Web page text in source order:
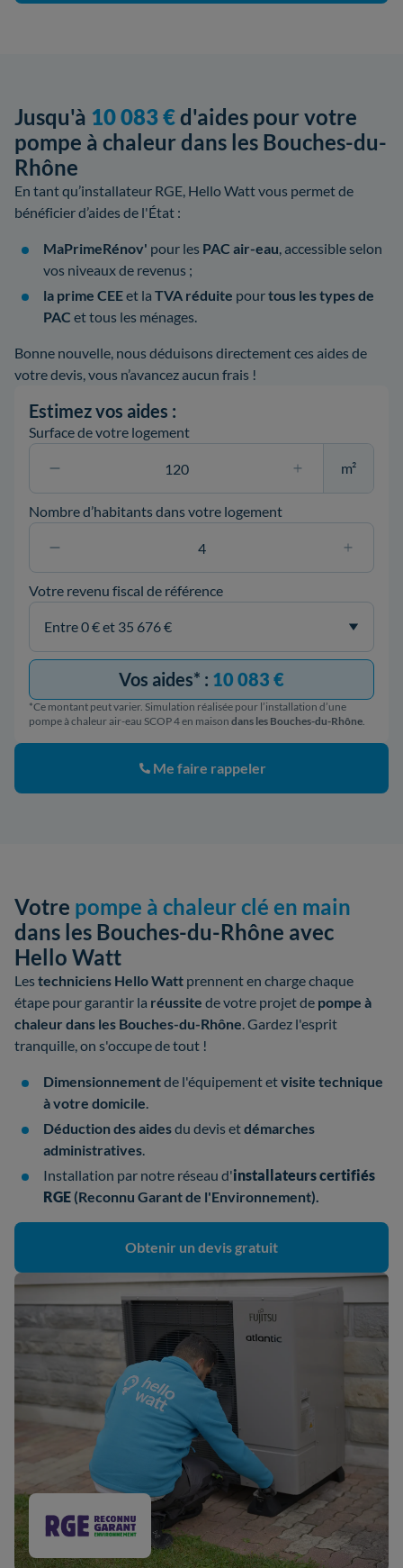
Jusqu'à 10 083 €d'aides pour votre
pompe à chaleur dans les Bouches-du-
Rhône
En tant qu’installateur RGE, Hello Watt vous permet de
bénéficier d’aides de l'État :
MaPrimeRénov' pour les PAC air-eau, accessible selon
vos niveaux de revenus ;
la prime CEEet la TVA réduite pourtous les types de
PAC et tous les ménages.
Bonne nouvelle, nous déduisons directement ces aides de
votre devis, vous n’avancez aucun frais !
Estimez vos aides :
Surface de votre logement
m²
Nombre d’habitants dans votre logement
Votre revenu fiscal de référence
Vos aides* : 10 083 €
*Ce montant peut varier. Simulation réalisée pour l’installation d’une
pompe à chaleur air-eau SCOP 4 en maison dans les Bouches-du-Rhône.
Me faire rappeler
Votre pompe à chaleur clé en main
dans les Bouches-du-Rhône avec
Hello Watt
Lestechniciens Hello Watt prennent en charge chaque
étape pour garantir la réussite de votre projet de pompe à
chaleur dans les Bouches-du-Rhône. Gardez l'esprit
tranquille, on s'occupe de tout !
Dimensionnementde l'équipement etvisite technique
à votre domicile.
Déduction des aidesdu devis etdémarches
administratives.
Installation par notre réseau d'installateurscertifiés
RGE (Reconnu Garant de l'Environnement).
Obtenir un devis gratuit